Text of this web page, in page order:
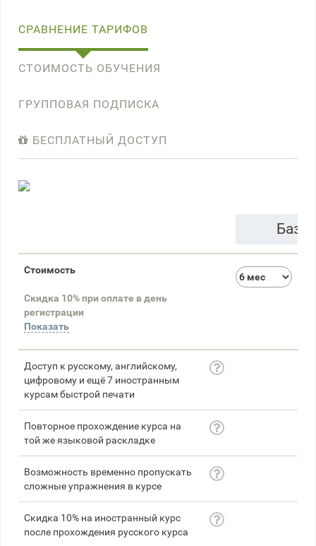
СРАВНЕНИЕ ТАРИФОВ
СТОИМОСТЬ ОБУЧЕНИЯ
ГРУППОВАЯ ПОДПИСКА
БЕСПЛАТНЫЙ ДОСТУП
Стоимость
Скидка 10% при оплате в день
регистрации
Показать
Доступ к русскому, английскому,
цифровому и ещё 7 иностранным
курсам быстрой печати
Повторное прохождение курса на
той же языковой раскладке
Возможность временно пропускать
сложные упражнения в курсе
Скидка 10% на иностранный курс
после прохождения русского курса